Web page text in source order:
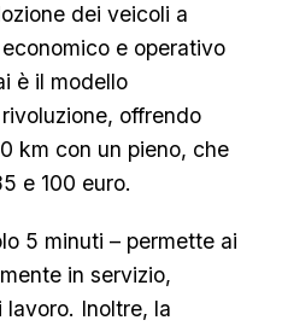
dei veicoli a
e operativo
è il modello
offrendo
km con un pieno, che
e 100 euro.
5 minuti – permette ai
in servizio,
lavoro. Inoltre, la